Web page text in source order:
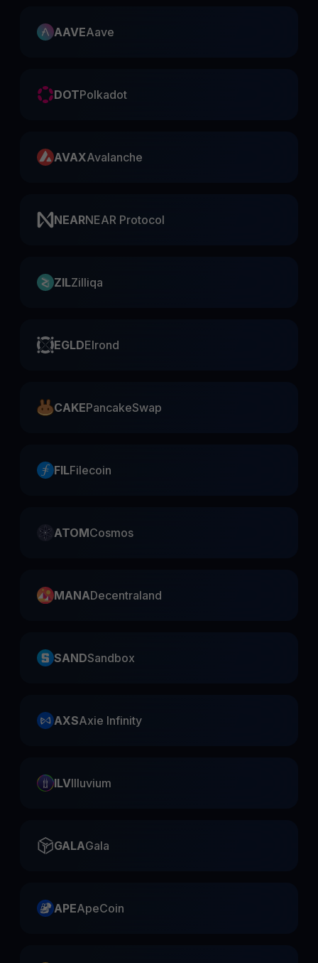
AAVEAave
DOTPolkadot
AVAXAvalanche
NEARNEAR Protocol
ZILZilliqa
EGLDElrond
CAKEPancakeSwap
FILFilecoin
ATOMCosmos
MANADecentraland
SANDSandbox
AXSAxie Infinity
ILVIlluvium
GALAGala
APEApeCoin